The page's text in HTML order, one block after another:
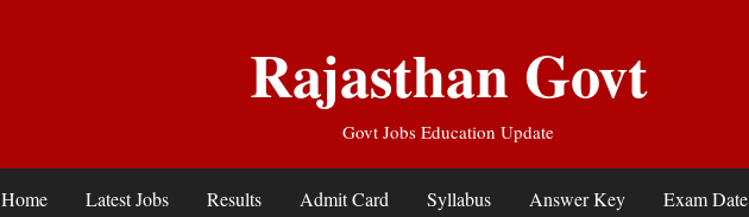
Rajasthan Govt
Govt Jobs Education Update
Home Latest Jobs Results Admit Card Syllabus Answer Key Exam Date